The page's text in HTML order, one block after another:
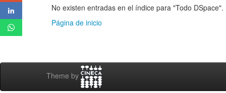
No existen entradas en el índice para "Todo DSpace".
Página de inicio
Theme by